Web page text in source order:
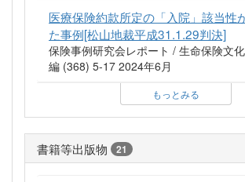
医療保険約款所定の「入院」該当性
た事例[松山地裁平成31.1.29判決]
保険事例研究会レポート / 生命保険文
編 (368) 5-17 2024年6月
もっとみる
書籍等出版物 21